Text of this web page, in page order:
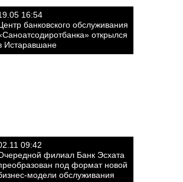
16:54
банковского обслуживания
открылся
Истаравшане
09:42
филиал Банк Эсхата
под формат новой
модели обслуживания